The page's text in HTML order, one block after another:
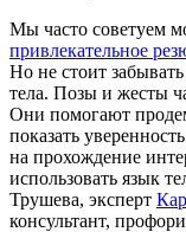
Мы часто советуем
привлекательное
Но не стоит
тела. Позы и жесты
Они помогают
показать
на прохождение
использовать язык
Трушева, эксперт
консультант,